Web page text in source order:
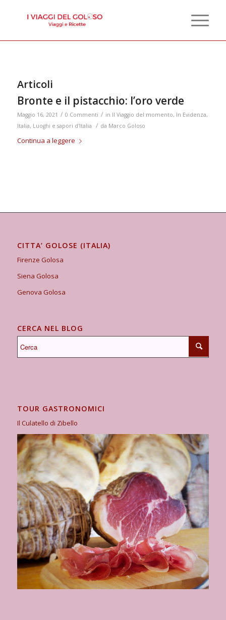
Articoli
Bronte e il pistacchio: l’oro verde
Maggio 16, 2021 / 0 Commenti / in Il Viaggio del momento, In Evidenza,
Italia, Luoghi e sapori d'Italia / da Marco Goloso
Continua a leggere
CITTA’ GOLOSE (ITALIA)
Firenze Golosa
Siena Golosa
Genova Golosa
CERCA NEL BLOG
TOUR GASTRONOMICI
Il Culatello di Zibello